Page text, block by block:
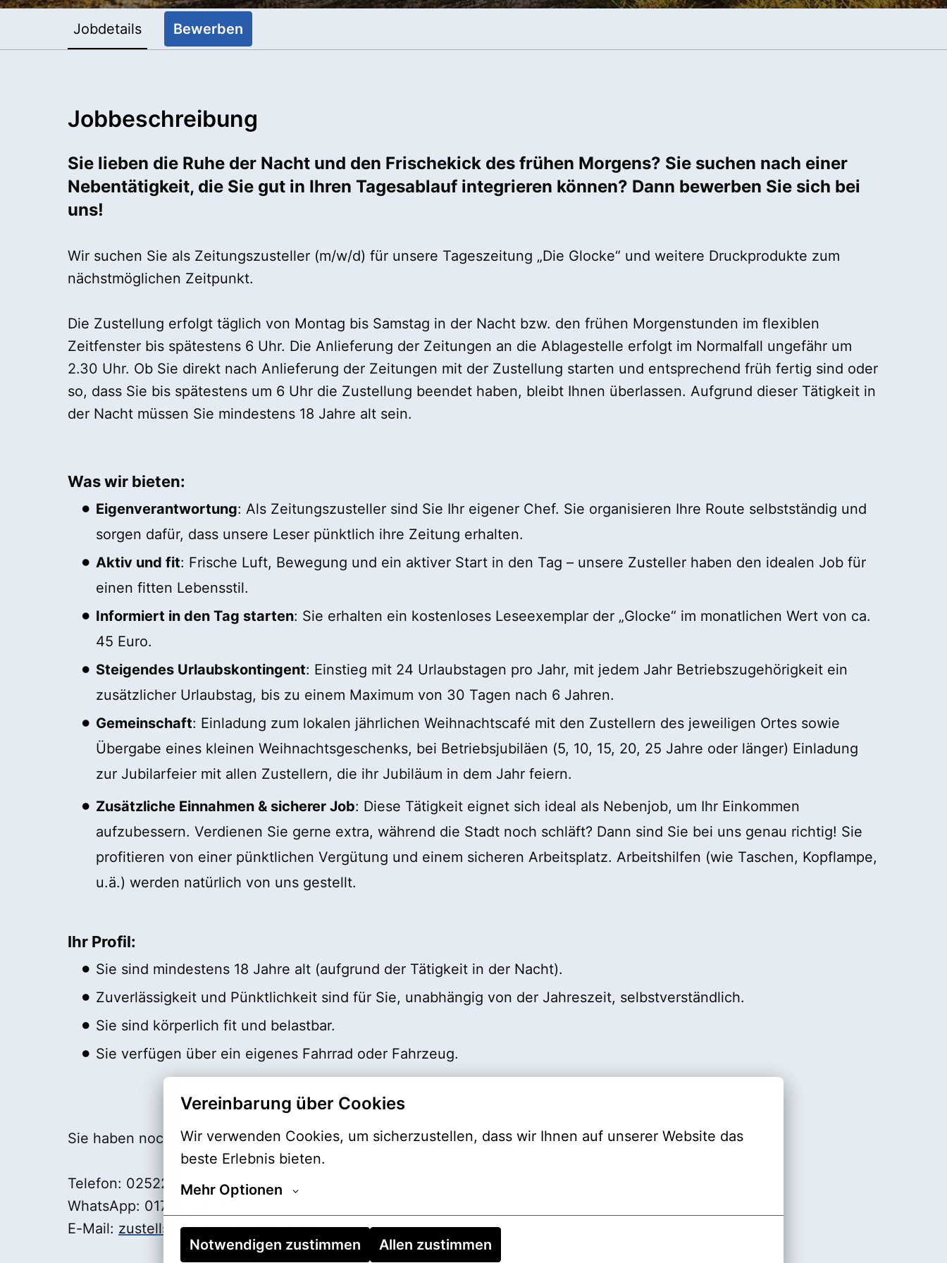
Vereinbarung über Cookies
Wir verwenden Cookies, um sicherzustellen, dass wir Ihnen auf unserer Website das
beste Erlebnis bieten.
Mehr Optionen
Notwendigen zustimmen Allen zustimmen
Jobdetails Bewerben
Jobbeschreibung
Sie lieben die Ruhe der Nacht und den Frischekick des frühen Morgens? Sie suchen nach einer
Nebentätigkeit, die Sie gut in Ihren Tagesablauf integrieren können? Dann bewerben Sie sich bei
uns!
Wir suchen Sie als Zeitungszusteller (m/w/d) für unsere Tageszeitung „Die Glocke“ und weitere Druckprodukte zum
nächstmöglichen Zeitpunkt.
Die Zustellung erfolgt täglich von Montag bis Samstag in der Nacht bzw. den frühen Morgenstunden im flexiblen
Zeitfenster bis spätestens 6 Uhr. Die Anlieferung der Zeitungen an die Ablagestelle erfolgt im Normalfall ungefähr um
2.30 Uhr. Ob Sie direkt nach Anlieferung der Zeitungen mit der Zustellung starten und entsprechend früh fertig sind oder
so, dass Sie bis spätestens um 6 Uhr die Zustellung beendet haben, bleibt Ihnen überlassen. Aufgrund dieser Tätigkeit in
der Nacht müssen Sie mindestens 18 Jahre alt sein.
Was wir bieten:
Eigenverantwortung: Als Zeitungszusteller sind Sie Ihr eigener Chef. Sie organisieren Ihre Route selbstständig und
sorgen dafür, dass unsere Leser pünktlich ihre Zeitung erhalten.
Aktiv und fit: Frische Luft, Bewegung und ein aktiver Start in den Tag – unsere Zusteller haben den idealen Job für
einen fitten Lebensstil.
Informiert in den Tag starten: Sie erhalten ein kostenloses Leseexemplar der „Glocke“ im monatlichen Wert von ca.
45 Euro.
Steigendes Urlaubskontingent: Einstieg mit 24 Urlaubstagen pro Jahr, mit jedem Jahr Betriebszugehörigkeit ein
zusätzlicher Urlaubstag, bis zu einem Maximum von 30 Tagen nach 6 Jahren.
Gemeinschaft: Einladung zum lokalen jährlichen Weihnachtscafé mit den Zustellern des jeweiligen Ortes sowie
Übergabe eines kleinen Weihnachtsgeschenks, bei Betriebsjubiläen (5, 10, 15, 20, 25 Jahre oder länger) Einladung
zur Jubilarfeier mit allen Zustellern, die ihr Jubiläum in dem Jahr feiern.
Zusätzliche Einnahmen & sicherer Job: Diese Tätigkeit eignet sich ideal als Nebenjob, um Ihr Einkommen
aufzubessern. Verdienen Sie gerne extra, während die Stadt noch schläft? Dann sind Sie bei uns genau richtig! Sie
profitieren von einer pünktlichen Vergütung und einem sicheren Arbeitsplatz. Arbeitshilfen (wie Taschen, Kopflampe,
u.ä.) werden natürlich von uns gestellt.
Ihr Profil:
Sie sind mindestens 18 Jahre alt (aufgrund der Tätigkeit in der Nacht).
Zuverlässigkeit und Pünktlichkeit sind für Sie, unabhängig von der Jahreszeit, selbstverständlich.
Sie sind körperlich fit und belastbar.
Sie verfügen über ein eigenes Fahrrad oder Fahrzeug.
Sie haben noch Fragen? Dann melden Sie sich gerne bei uns:
Telefon: 02522/73-456
WhatsApp: 0172/7242419
E-Mail: zustellservice@die-glocke.de